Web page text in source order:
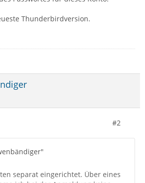
Thunderbirdversion.
#2
separat eingerichtet. Über eines